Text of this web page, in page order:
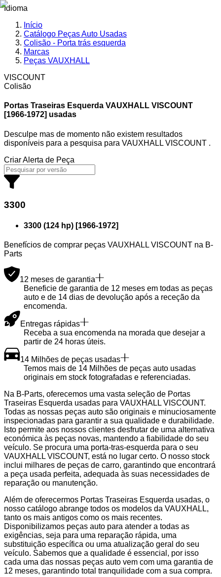
Idioma
Início
Catálogo Peças Auto Usadas
Colisão - Porta trás esquerda
Marcas
Peças VAUXHALL
VISCOUNT
Colisão
Portas Traseiras Esquerda VAUXHALL VISCOUNT
[1966-1972] usadas
Desculpe mas de momento não existem resultados
disponíveis para a pesquisa para VAUXHALL VISCOUNT .
Criar Alerta de Peça
3300
3300 (124 hp) [1966-1972]
Benefícios de comprar peças VAUXHALL VISCOUNT na B-
Parts
12 meses de garantia
Beneficie de garantia de 12 meses em todas as peças
auto e de 14 dias de devolução após a receção da
encomenda.
Entregas rápidas
Receba a sua encomenda na morada que desejar a
partir de 24 horas úteis.
14 Milhões de peças usadas
Temos mais de 14 Milhões de peças auto usadas
originais em stock fotografadas e referenciadas.
Na B-Parts, oferecemos uma vasta seleção de Portas
Traseiras Esquerda usadas para VAUXHALL VISCOUNT.
Todas as nossas peças auto são originais e minuciosamente
inspecionadas para garantir a sua qualidade e durabilidade.
Isto permite aos nossos clientes desfrutar de uma alternativa
económica às peças novas, mantendo a fiabilidade do seu
veículo. Se procura uma porta-tras-esquerda para o seu
VAUXHALL VISCOUNT, está no lugar certo. O nosso stock
inclui milhares de peças de carro, garantindo que encontrará
a peça usada perfeita, adequada às suas necessidades de
reparação ou manutenção.
Além de oferecermos Portas Traseiras Esquerda usadas, o
nosso catálogo abrange todos os modelos da VAUXHALL,
tanto os mais antigos como os mais recentes.
Disponibilizamos peças auto para atender a todas as
exigências, seja para uma reparação rápida, uma
substituição específica ou uma atualização geral do seu
veículo. Sabemos que a qualidade é essencial, por isso
cada uma das nossas peças auto vem com uma garantia de
12 meses, garantindo total tranquilidade com a sua compra.